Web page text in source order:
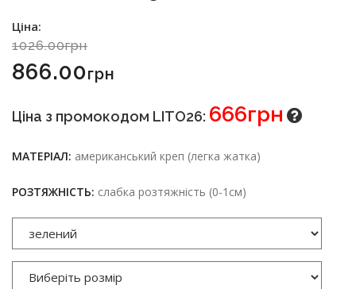
Ціна:
1026.00грн
866.00Грн
Ціна з промокодом LITO26: 666грн
МАТЕРІАЛ: американський креп (легка жатка)
РОЗТЯЖНІСТЬ: слабка розтяжність (0-1см)